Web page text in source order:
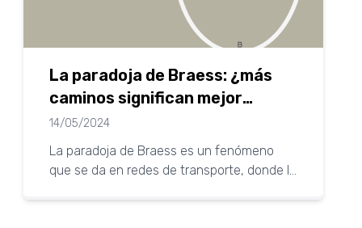
La paradoja de Braess: ¿más
caminos significan mejor
tráfico?
14/05/2024
La paradoja de Braess es un fenómeno
que se da en redes de transporte, donde la